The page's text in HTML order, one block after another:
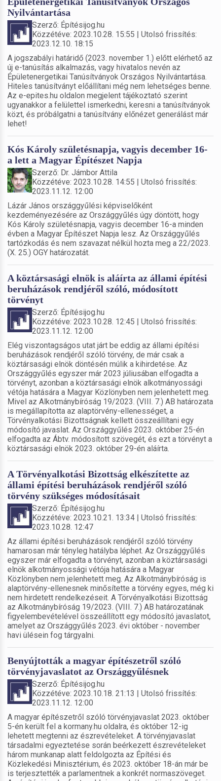
Nyilvántartása
Szerző: Építésijog.hu
Közzétéve: 2023.10.28. 15:55 | Utolsó frissítés:
2023.12.10. 18:15
A jogszabályi határidő (2023. november 1.) előtt elérhető az
új e-tanúsítás alkalmazás, vagy hivatalos nevén az
Épületenergetikai Tanúsítványok Országos Nyilvántartása.
Hiteles tanúsítványt előállítani még nem lehetséges benne.
Az e-epites.hu oldalon megjelent tájékoztató szerint
ugyanakkor a felülettel ismerkedni, keresni a tanúsítványok
közt, és próbálgatni a tanúsítvány előnézet generálást már
lehet!
Kós Károly születésnapja, vagyis december 16-
a lett a Magyar Építészet Napja
Szerző: Dr. Jámbor Attila
Közzétéve: 2023.10.28. 14:55 | Utolsó frissítés:
2023.11.12. 12:00
Lázár János országgyűlési képviselőként
kezdeményezésére az Országgyűlés úgy döntött, hogy
Kós Károly születésnapja, vagyis december 16-a minden
évben a Magyar Építészet Napja lesz. Az Országgyűlés
tartózkodás és nem szavazat nélkül hozta meg a 22/2023.
(X. 25.) OGY határozatát.
A köztársasági elnök is aláírta az állami építési
beruházások rendjéről szóló, módosított
törvényt
Szerző: Építésijog.hu
Közzétéve: 2023.10.28. 12:45 | Utolsó frissítés:
2023.11.12. 12:00
Elég viszontagságos utat járt be eddig az állami építési
beruházások rendjéről szóló törvény, de már csak a
köztársasági elnök döntésén múlik a kihirdetése. Az
Országgyűlés egyszer már 2023 júliusában elfogadta a
törvényt, azonban a köztársasági elnök alkotmányossági
vétója hatására a Magyar Közlönyben nem jelenhetett meg.
Mivel az Alkotmánybíróság 19/2023. (VIII. 7.) AB határozata
is megállapította az alaptörvény-ellenességet, a
Törvényalkotási Bizottságnak kellett összeállítani egy
módosító javaslat. Az Országgyűlés 2023. október 25-én
elfogadta az Ábtv. módosított szövegét, és ezt a törvényt a
köztársasági elnök 2023. október 29-én aláírta.
A Törvényalkotási Bizottság elkészítette az
állami építési beruházások rendjéről szóló
törvény szükséges módosításait
Szerző: Építésijog.hu
Közzétéve: 2023.10.21. 13:34 | Utolsó frissítés:
2023.10.28. 12:47
Az állami építési beruházások rendjéről szóló törvény
hamarosan már tényleg hatályba léphet. Az Országgyűlés
egyszer már elfogadta a törvényt, azonban a köztársasági
elnök alkotmányossági vétója hatására a Magyar
Közlönyben nem jelenhetett meg. Az Alkotmánybíróság is
alaptörvény-ellenesnek minősítette a törvény egyes, még ki
nem hirdetett rendelkezéseit. A Törvényalkotási Bizottság
az Alkotmánybíróság 19/2023. (VIII. 7.) AB határozatának
figyelembevételével összeállított egy módosító javaslatot,
amelyet az Országgyűlés 2023. évi október - november
havi ülésein fog tárgyalni.
Benyújtották a magyar építészetről szóló
törvényjavaslatot az Országgyűlésnek
Szerző: Építésijog.hu
Közzétéve: 2023.10.18. 21:13 | Utolsó frissítés:
2023.11.12. 12:00
A magyar építészetről szóló törvényjavaslat 2023. október
5-én került fel a kormany.hu oldalra, és október 12-ig
lehetett megtenni az észrevételeket. A törvényjavaslat
társadalmi egyeztetése során beérkezett észrevételeket
három munkanap alatt feldolgozta az Építési és
Közlekedési Minisztérium, és 2023. október 18-án már be
is terjesztették a parlamentnek a konkrét normaszöveget.